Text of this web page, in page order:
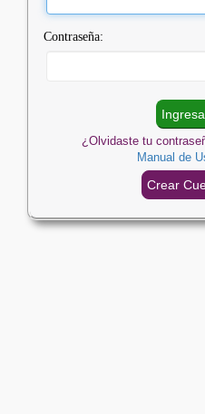
Contraseña:
¿Olvidaste tu
Manual de